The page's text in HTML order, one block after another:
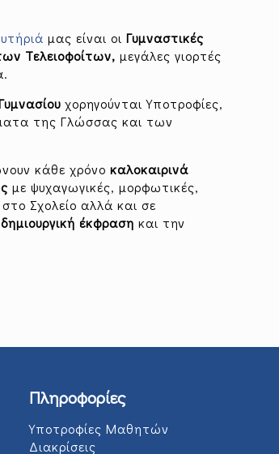
μας είναι οιΓυμναστικές
Τελειοφοίτων, μεγάλες γιορτές
χορηγούνται Υποτροφίες,
της Γλώσσας και των
κάθε χρόνοκαλοκαιρινά
με ψυχαγωγικές, μορφωτικές,
Σχολείο αλλά και σε
δημιουργική έκφραση και την
Πληροφορίες
Υποτροφίες Μαθητών
Διακρίσεις